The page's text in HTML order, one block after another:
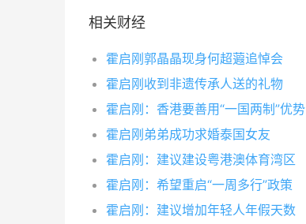
相关财经
霍启刚郭晶晶现身何超蕸追悼会
霍启刚收到非遗传承人送的礼物
霍启刚：香港要善用“一国两制”优势
霍启刚弟弟成功求婚泰国女友
霍启刚：建议建设粤港澳体育湾区
霍启刚：希望重启“一周多行”政策
霍启刚：建议增加年轻人年假天数